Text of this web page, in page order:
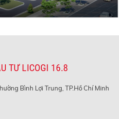
TƯ LICOGI 16.8
Bình Lợi Trung, TP.Hồ Chí Minh